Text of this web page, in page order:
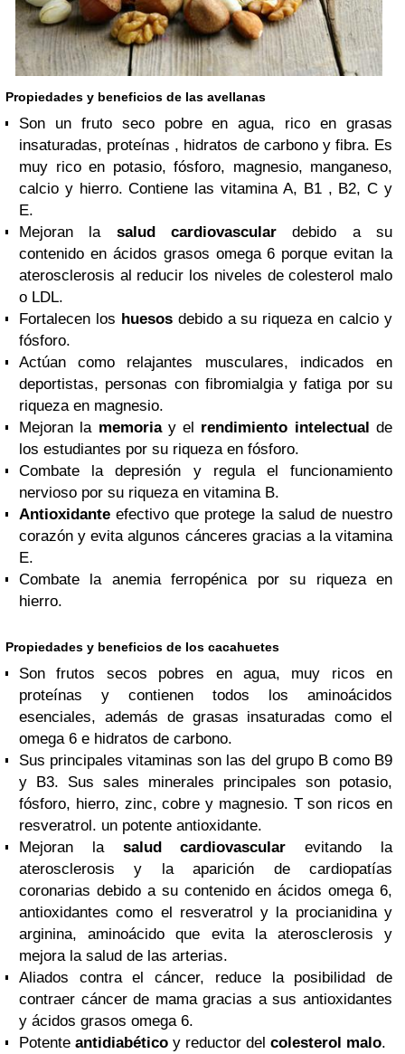
Propiedades y beneficios de las avellanas
Son un fruto seco pobre en agua, rico en grasas
insaturadas, proteínas , hidratos de carbono y fibra. Es
muy rico en potasio, fósforo, magnesio, manganeso,
calcio y hierro. Contiene las vitamina A, B1 , B2, C y
E.
Mejoran la salud cardiovascular debido a su
contenido en ácidos grasos omega 6 porque evitan la
aterosclerosis al reducir los niveles de colesterol malo
o LDL.
Fortalecen los huesosdebido a su riqueza en calcio y
fósforo.
Actúan como relajantes musculares, indicados en
deportistas, personas con fibromialgia y fatiga por su
riqueza en magnesio.
Mejoran la memoriay el rendimiento intelectual de
los estudiantes por su riqueza en fósforo.
Combate la depresión y regula el funcionamiento
nervioso por su riqueza en vitamina B.
Antioxidante efectivo que protege la salud de nuestro
corazón y evita algunos cánceres gracias a la vitamina
E.
Combate la anemia ferropénica por su riqueza en
hierro.
Propiedades y beneficios de los cacahuetes
Son frutos secos pobres en agua, muy ricos en
proteínas y contienen todos los aminoácidos
esenciales, además de grasas insaturadas como el
omega 6 e hidratos de carbono.
Sus principales vitaminas son las del grupo B como B9
y B3. Sus sales minerales principales son potasio,
fósforo, hierro, zinc, cobre y magnesio. T son ricos en
resveratrol. un potente antioxidante.
Mejoran la salud cardiovascular evitando la
aterosclerosis y la aparición de cardiopatías
coronarias debido a su contenido en ácidos omega 6,
antioxidantes como el resveratrol y la procianidina y
arginina, aminoácido que evita la aterosclerosis y
mejora la salud de las arterias.
Aliados contra el cáncer, reduce la posibilidad de
contraer cáncer de mama gracias a sus antioxidantes
y ácidos grasos omega 6.
Potente antidiabético y reductor del colesterol malo.